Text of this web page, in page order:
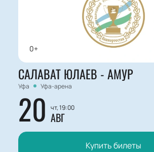
0+
САЛАВАТ ЮЛАЕВ - АМУР
Уфа Уфа-арена
20 чт, 19:00
АВГ
Купить билеты